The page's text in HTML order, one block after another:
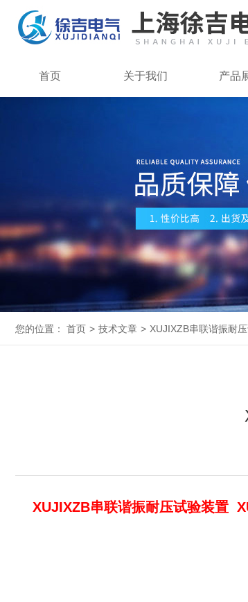
首页 关于我们 产品
您的位置： 首页 > 技术文章 > XUJIXZB串联谐振耐
XUJIXZB串联谐振耐压试验装置